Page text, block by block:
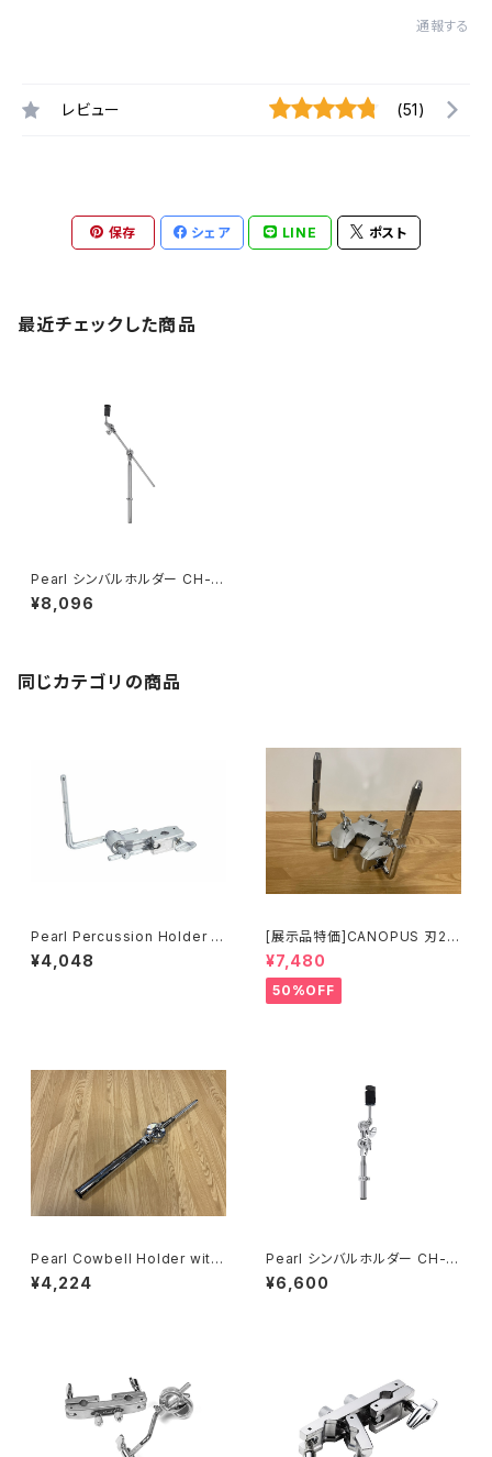
通報する
レビュー (51)
保存 シェア LINE ポスト
最近チェックした商品
Pearl シンバルホルダー CH-9
30
¥8,096
同じカテゴリの商品
Pearl Percussion Holder P
PS-37
¥4,048
[展示品特価]CANOPUS 刃2専
用ダブルタムクランプ Y-WTC
¥7,480
50%OFF
Pearl Cowbell Holder with
Geared Tilter 75X
¥4,224
Pearl シンバルホルダー CH-8
30S
¥6,600